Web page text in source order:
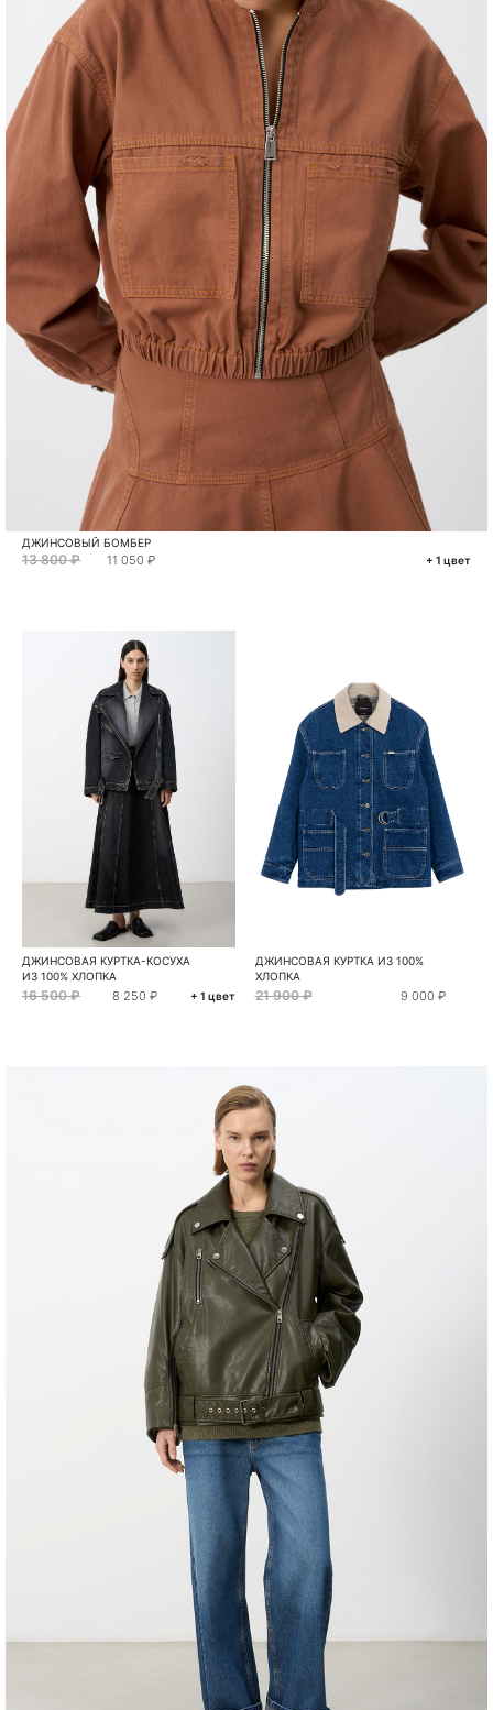
ДЖИНСОВЫЙ БОМБЕР
13 800 ₽ 11 050 ₽ + 1 цвет
ДЖИНСОВАЯ КУРТКА-КОСУХА
ИЗ 100% ХЛОПКА
16 500 ₽ 8 250 ₽ + 1 цвет
ДЖИНСОВАЯ КУРТКА ИЗ 100%
ХЛОПКА
21 900 ₽ 9 000 ₽